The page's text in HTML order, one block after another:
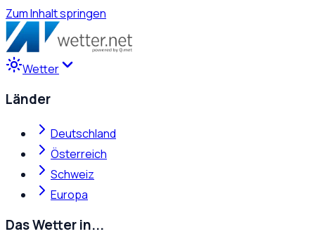
Zum Inhalt springen
Wetter
Länder
Deutschland
Österreich
Schweiz
Europa
Das Wetter in...